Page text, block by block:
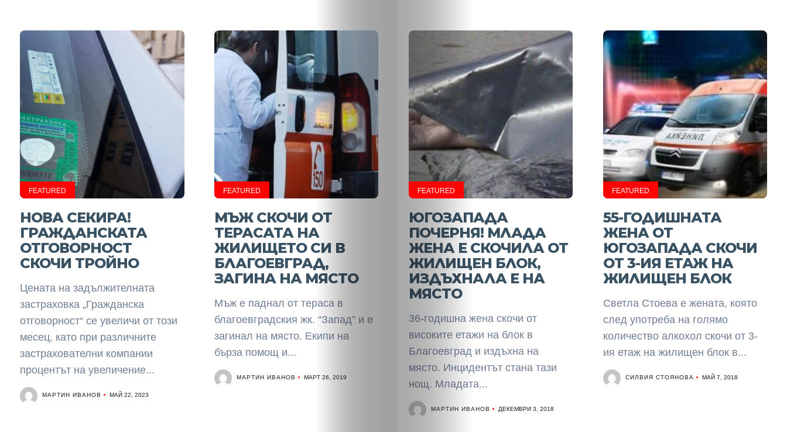
НАЧАЛО
Политика
Разследване
Скандали
Култура
Светско
FEATURED
НОВА СЕКИРА!
ГРАЖДАНСКАТА
ОТГОВОРНОСТ
СКОЧИ ТРОЙНО
Цената на задължителната
застраховка „Гражданска
отговорност“ се увеличи от този
месец, като при различните
застрахователни компании
процентът на увеличение...
МАРТИН ИВАНОВ МАЙ 22, 2023
FEATURED
МЪЖ СКОЧИ ОТ
ТЕРАСАТА НА
ЖИЛИЩЕТО СИ В
БЛАГОЕВГРАД,
ЗАГИНА НА МЯСТО
Мъж е паднал от тераса в
благоевградския жк. “Запад” и е
загинал на място. Екипи на
бърза помощ и...
МАРТИН ИВАНОВ МАРТ 26, 2019
FEATURED
ЮГОЗАПАДА
ПОЧЕРНЯ! МЛАДА
ЖЕНА Е СКОЧИЛА ОТ
ЖИЛИЩЕН БЛОК,
ИЗДЪХНАЛА Е НА
МЯСТО
36-годишна жена скочи от
високите етажи на блок в
Благоевград и издъхна на
място. Инцидентът стана тази
нощ. Младата...
МАРТИН ИВАНОВ ДЕКЕМВРИ 3, 2018
FEATURED
55-ГОДИШНАТА
ЖЕНА ОТ
ЮГОЗАПАДА СКОЧИ
ОТ 3-ИЯ ЕТАЖ НА
ЖИЛИЩЕН БЛОК
Светла Стоева е жената, която
след употреба на голямо
количество алкохол скочи от 3-
ия етаж на жилищен блок в...
СИЛВИЯ СТОЯНОВА МАЙ 7, 2018